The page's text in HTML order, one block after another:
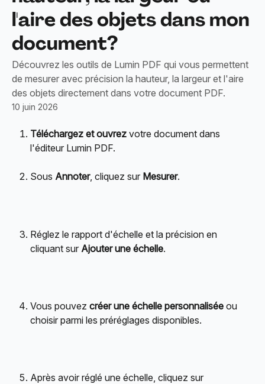
l'aire des objets dans mon
document?
Découvrez les outils de Lumin PDF qui vous permettent
de mesurer avec précision la hauteur, la largeur et l'aire
des objets directement dans votre document PDF.
10 juin 2026
Téléchargez et ouvrez votre document dans
l'éditeur Lumin PDF.
Sous Annoter, cliquez sur Mesurer.
Réglez le rapport d'échelle et la précision en
cliquant sur Ajouter une échelle.
Vous pouvez créer une échelle personnalisée ou
choisir parmi les préréglages disponibles.
Après avoir réglé une échelle, cliquez sur